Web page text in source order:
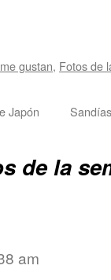
gustan, Fotos de
Japón
de la
am